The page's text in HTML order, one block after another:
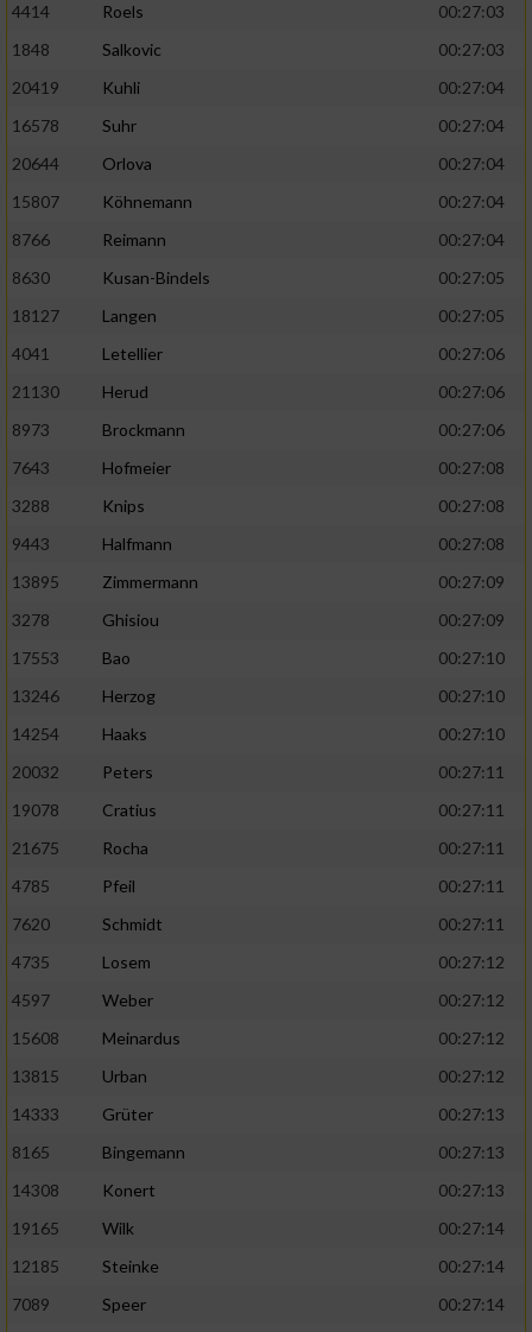
4414
Roels
00:27:03
1848
Salkovic
00:27:03
20419
Kuhli
00:27:04
16578
Suhr
00:27:04
20644
Orlova
00:27:04
15807
Köhnemann
00:27:04
8766
Reimann
00:27:04
8630
Kusan-Bindels
00:27:05
18127
Langen
00:27:05
4041
Letellier
00:27:06
21130
Herud
00:27:06
8973
Brockmann
00:27:06
7643
Hofmeier
00:27:08
3288
Knips
00:27:08
9443
Halfmann
00:27:08
13895
Zimmermann
00:27:09
3278
Ghisiou
00:27:09
17553
Bao
00:27:10
13246
Herzog
00:27:10
14254
Haaks
00:27:10
20032
Peters
00:27:11
19078
Cratius
00:27:11
21675
Rocha
00:27:11
4785
Pfeil
00:27:11
7620
Schmidt
00:27:11
4735
Losem
00:27:12
4597
Weber
00:27:12
15608
Meinardus
00:27:12
13815
Urban
00:27:12
14333
Grüter
00:27:13
8165
Bingemann
00:27:13
14308
Konert
00:27:13
19165
Wilk
00:27:14
12185
Steinke
00:27:14
7089
Speer 00:27:14